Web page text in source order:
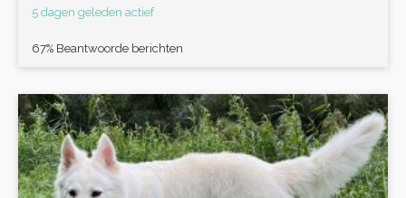
5 dagen geleden actief
67% Beantwoorde berichten